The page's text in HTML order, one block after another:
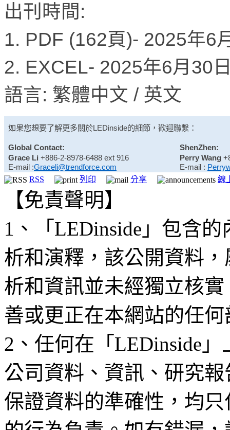
出刊時間:
1. PDF (162頁)- 2025年6
2. EXCEL- 2025年6月30
語言: 繁體中文 / 英文
如果您想要了解更多關於LEDinside的細節，歡迎聯繫：
Global Contact:
ShenZhen:
Grace Li +886-2-8978-6488 ext 916
E-mail :Graceli@trendforce.com
Perry Wang
E-mail :
RSS
列印 分享 線
【免責聲明】
1、「LEDinside」包含
析和演釋，該公開資料
析和資訊並未經獨立核
善或更正在本網站的任
2、任何在「LEDinside
公司資料、資訊、研究
保證資料的準確性，均